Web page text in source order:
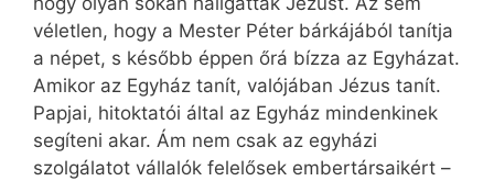
véletlen, hogy a Mester Péter bárkájából tanítja
a népet, s később éppen őrá bízza az Egyházat.
Amikor az Egyház tanít, valójában Jézus tanít.
Papjai, hitoktatói által az Egyház mindenkinek
segíteni akar. Ám nem csak az egyházi
szolgálatot vállalók felelősek embertársaikért –